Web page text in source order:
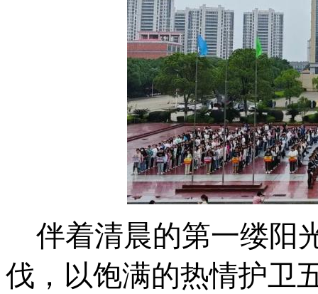
伴着清晨的第一缕阳
伐，以饱满的热情护卫